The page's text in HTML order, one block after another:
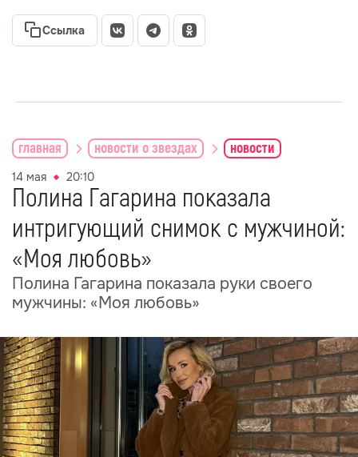
Ссылка
главная новости о звездах новости
14 мая 20:10
Полина Гагарина показала
интригующий снимок с мужчиной:
«Моя любовь»
Полина Гагарина показала руки своего
мужчины: «Моя любовь»